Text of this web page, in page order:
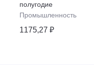
полугодие
Промышленность
1175,27 ₽